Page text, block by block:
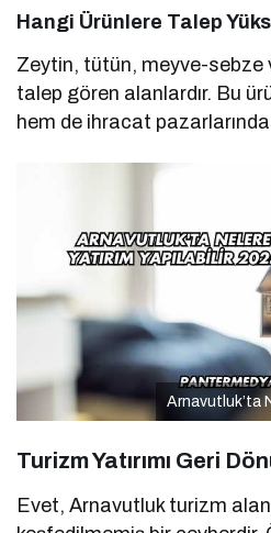
Hangi Ürünlere Talep
Zeytin, tütün, meyve-sebze
talep gören alanlardır. Bu
hem de ihracat
Arnavutluk’ta
Turizm Yatırımı Geri
Evet, Arnavutluk turizm